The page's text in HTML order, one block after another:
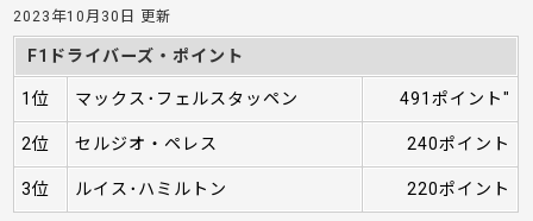
2023年10月30日 更新
F1ドライバーズ・ポイント
1位 マックス･フェルスタッペン 491ポイント"
2位 セルジオ・ペレス 240ポイント
3位 ルイス･ハミルトン 220ポイント